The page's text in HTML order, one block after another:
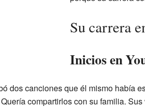
Su carrera
Inicios en
dos canciones que él mismo había
compartirlos con su familia.